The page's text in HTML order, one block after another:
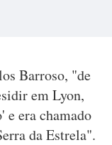
Barroso, "de
em Lyon,
e era chamado
da Estrela".